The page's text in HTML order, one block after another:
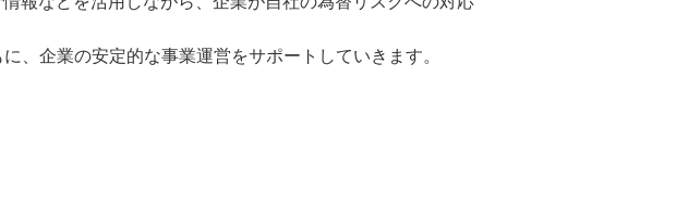
、企業の安定的な事業運営をサポートしていきます。